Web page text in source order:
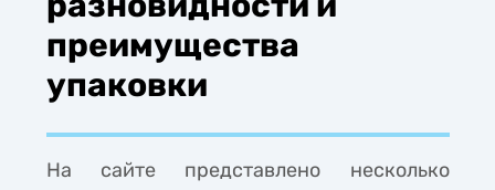
преимущества
упаковки
На сайте представлено несколько